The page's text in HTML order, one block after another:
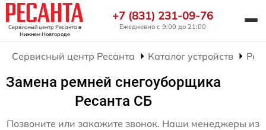
Сервисный центр Ресанта в
Нижнем Новгороде
+7 (831) 231-09-76
Ежедневно с 9:00 до 21:00
Сервисный центр Ресанта Каталог устройств
Замена ремней снегоуборщика
Ресанта СБ
Позвоните или закажите звонок. Наши менеджеры из